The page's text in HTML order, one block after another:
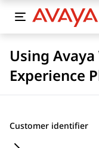
Using
Experience
Customer identifier